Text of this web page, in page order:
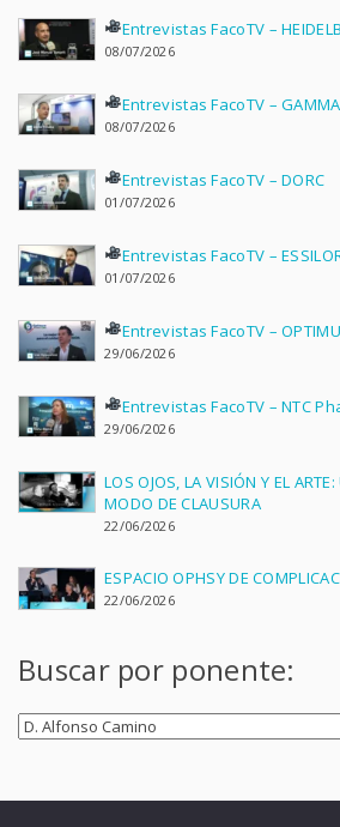
Entrevistas FacoTV –
08/07/2026
Entrevistas FacoTV –
08/07/2026
Entrevistas FacoTV – DORC
01/07/2026
Entrevistas FacoTV –
01/07/2026
Entrevistas FacoTV –
29/06/2026
Entrevistas FacoTV – NTC
29/06/2026
LOS OJOS, LA VISIÓN Y EL
MODO DE CLAUSURA
22/06/2026
ESPACIO OPHSY DE
22/06/2026
Buscar por ponente: